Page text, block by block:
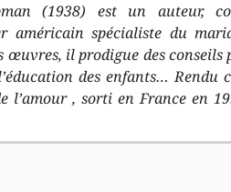
(1938) est un auteur,
américain spécialiste du
œuvres, il prodigue des
des enfants…
l’amour , sorti en France en
explorant différents
de l’éducation, la
théologique grâce à